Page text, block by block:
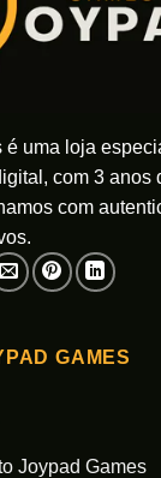
é uma loja
com 3 anos
com
GAMES
Joypad Games